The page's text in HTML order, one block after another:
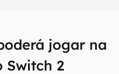
jogar na
Switch 2
em primeira